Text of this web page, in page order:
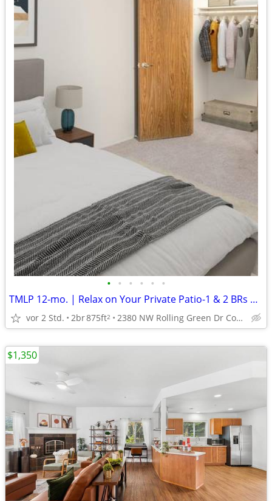
• • • • • •
TMLP 12-mo. | Relax on Your Private Patio-1 & 2 BRs Minutes to OSU
vor 2 Std. 2br875ft2 2380 NW Rolling Green Dr Corvallis, OR 97330
$1,350